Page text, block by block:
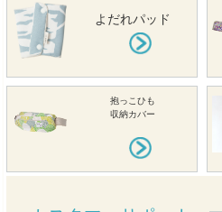
よだれパッド
抱っこひも
収納カバー